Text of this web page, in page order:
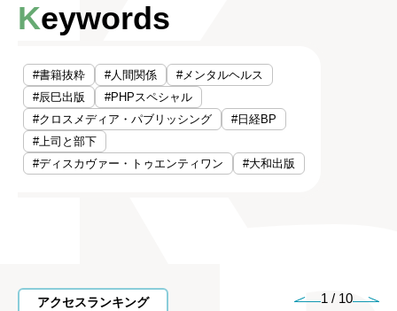
Keywords
#書籍抜粋 #人間関係
#メンタルヘルス
#辰巳出版
#PHPスペシャル
#クロスメディア・パブリッシング
#日経BP
#上司と部下
#ディスカヴァー・トゥエンティワン
#大和出版
アクセスランキング 1 / 10